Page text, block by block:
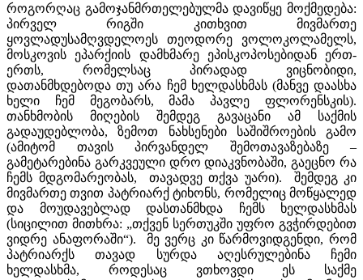
როგორღაც გამოჯანმრთელებულმა დავიწყე მოქმედება:
პირველ რიგში კითხვით მივმართე
ყოვლადუსამღვდელოეს თეოდორე ვოლოკოლამელს,
მოსკოვის ეპარქიის დამხმარე ეპისკოპოსებიდან ერთ-
ერთს, რომელსაც პირადად ვიცნობიდი,
დათანმხდებოდა თუ არა ჩემ ხელდასხმას (მანვე დაასხა
ხელი ჩემ მეგობარს, მამა პავლე ფლორენსკის).
თანხმობის მიღების შემდეგ გავაცანი ამ საქმის
გადაუდებლობა, ზემოთ ნახსენები საშიშროების გამო
(ამიტომ თავის პირვანდელ შემოთავაზებაზე –
გამეტარებინა გარკვეული დრო დიაკვნობაში, გაეცნო რა
ჩემს მდგომარეობას, თავადვე თქვა უარი). შემდეგ კი
მივმართე თვით პატრიარქ ტიხონს, რომელიც მოწყალედ
და მოუდავებლად დასთანმხდა ჩემს ხელდასხმას
(სიცილით მითხრა: „თქვენ სერთუკში უფრო გვჭირდებით
ვიდრე ანაფორაში“). მე ვერც კი წარმოვიდგენდი, რომ
პატრიარქს თავად სურდა აღესრულებინა ჩემი
ხელდასხმა, როდესაც ვთხოვდი ეს საქმე